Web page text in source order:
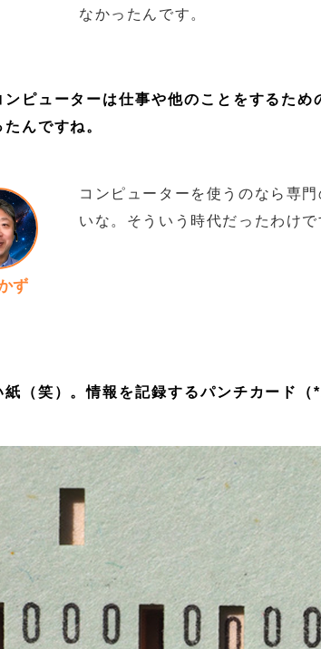
なかったんです。
ンピューターは仕事や他のことをするた
んですね。
ず
コンピューターを使うのなら専
いな。そういう時代だったわけで
紙（笑）。情報を記録するパンチカード（